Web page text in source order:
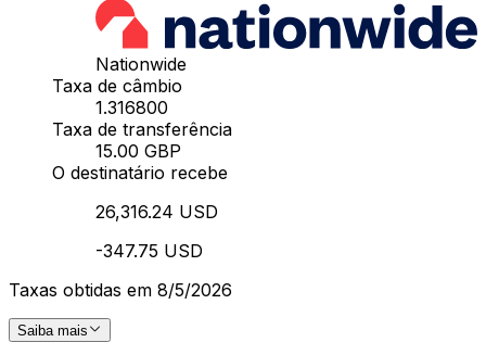
Nationwide
Taxa de câmbio
1.316800
Taxa de transferência
15.00 GBP
O destinatário recebe
26,316.24 USD
-347.75 USD
Taxas obtidas em 8/5/2026
Saiba mais